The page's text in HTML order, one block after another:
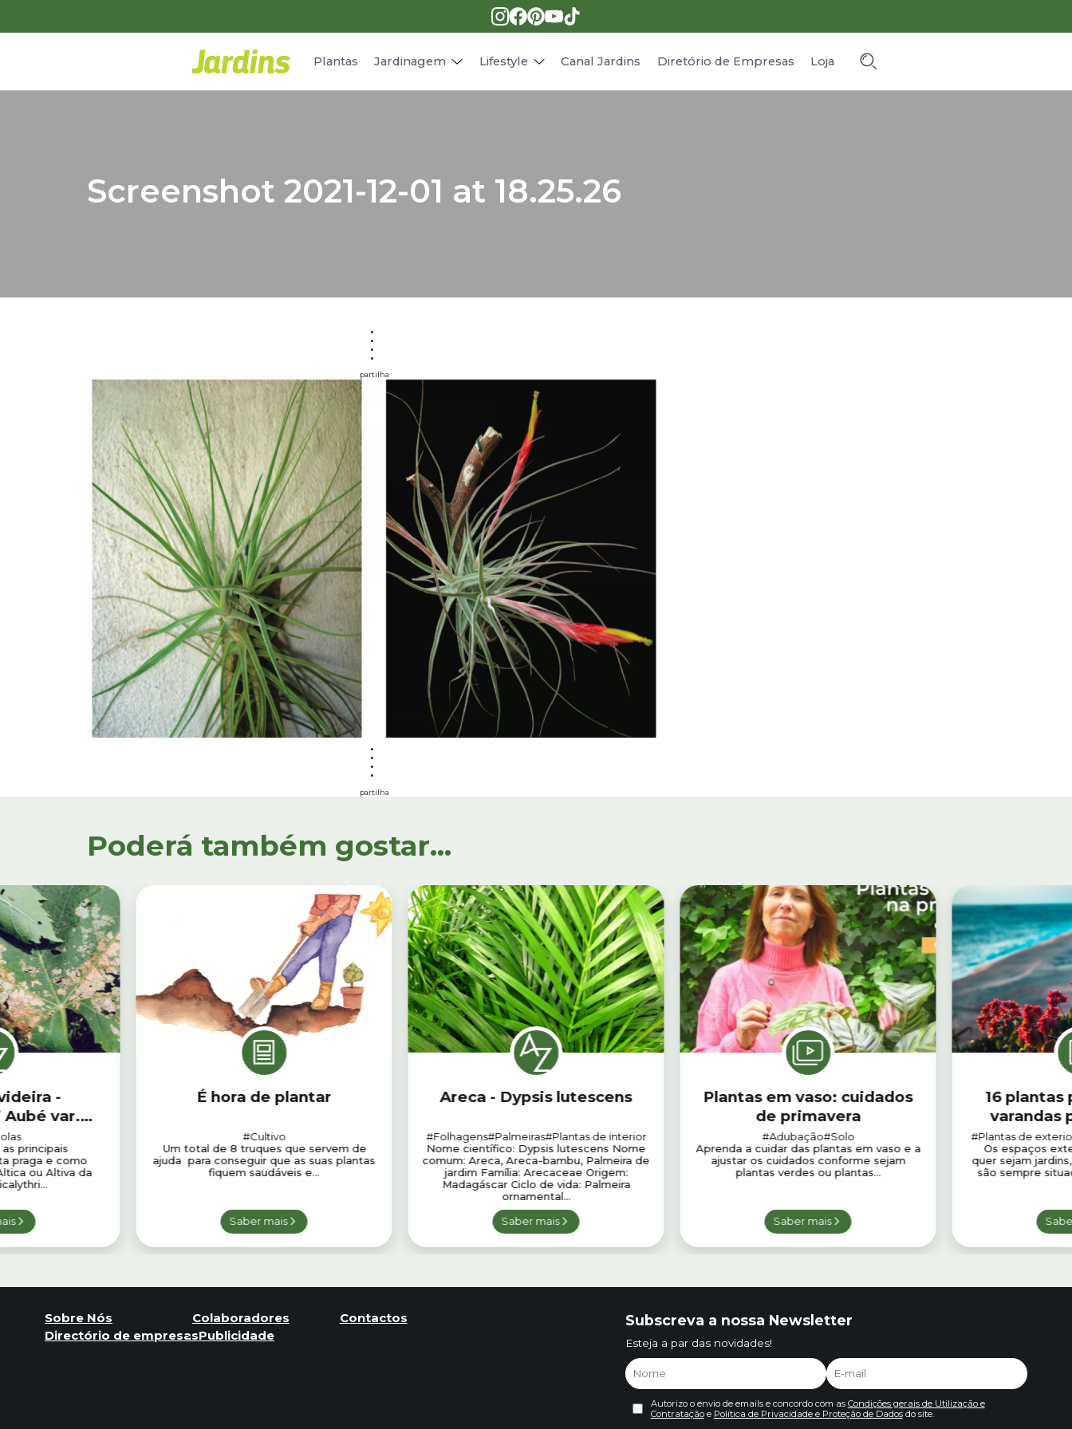
Plantas Jardinagem Lifestyle
Receitas
Canal Jardins Diretório de Empresas Loja
Screenshot 2021-12-01 at 18.25.26
partilha
partilha
Poderá também gostar...
-
var.
Guerin.
principais
praga e como
ou Altiva da
É hora de plantar
#Cultivo
Um total de 8 truques que servem de
ajuda para conseguir que as suas plantas
fiquem saudáveis e...
Saber mais
Areca - Dypsis lutescens
#Folhagens#Palmeiras#Plantas de interior
Nome científico: Dypsis lutescens Nome
comum: Areca, Areca-bambu, Palmeira de
jardim Família: Arecaceae Origem:
Madagáscar Ciclo de vida: Palmeira
ornamental...
Saber mais
Plantas em vaso: cuidados
de primavera
#Adubação#Solo
Aprenda a cuidar das plantas em vaso e a
ajustar os cuidados conforme sejam
plantas verdes ou plantas...
Saber mais
16 plantas
varandas
#Plantas de
Os espaços
quer sejam
são sempre
Sobre Nós Colaboradores
Contactos
Directório de empresasPublicidade
Subscreva a nossa Newsletter
Esteja a par das novidades!
Autorizo o envio de emails e concordo com as Condições gerais de Utilização e
Contrataçãoe Política de Privacidade e Proteção de Dadosdo site.